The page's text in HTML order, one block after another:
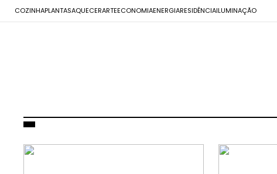
COZINHAPLANTASAQUECERARTEECONOMIAENERGIARESIDÊNCIAILUMINAÇÃO